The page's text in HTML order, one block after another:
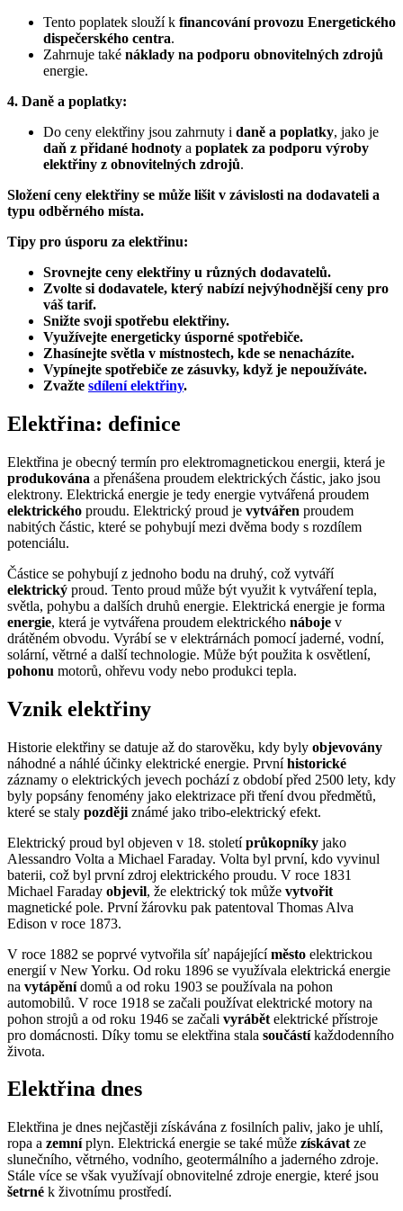
Tento poplatek slouží k financování provozu Energetického
dispečerského centra.
Zahrnuje také náklady na podporu obnovitelných zdrojů
energie.
4. Daně a poplatky:
Do ceny elektřiny jsou zahrnuty i daně a poplatky, jako je
daň z přidané hodnoty a poplatek za podporu výroby
elektřiny z obnovitelných zdrojů.
Složení ceny elektřiny se může lišit v závislosti na dodavateli a
typu odběrného místa.
Tipy pro úsporu za elektřinu:
Srovnejte ceny elektřiny u různých dodavatelů.
Zvolte si dodavatele, který nabízí nejvýhodnější ceny pro
váš tarif.
Snižte svoji spotřebu elektřiny.
Využívejte energeticky úsporné spotřebiče.
Zhasínejte světla v místnostech, kde se nenacházíte.
Vypínejte spotřebiče ze zásuvky, když je nepoužíváte.
Zvažte sdílení elektřiny.
Elektřina: definice
Elektřina je obecný termín pro elektromagnetickou energii, která je
produkována a přenášena proudem elektrických částic, jako jsou
elektrony. Elektrická energie je tedy energie vytvářená proudem
elektrického proudu. Elektrický proud je vytvářen proudem
nabitých částic, které se pohybují mezi dvěma body s rozdílem
potenciálu.
Částice se pohybují z jednoho bodu na druhý, což vytváří
elektrický proud. Tento proud může být využit k vytváření tepla,
světla, pohybu a dalších druhů energie. Elektrická energie je forma
energie, která je vytvářena proudem elektrického náboje v
drátěném obvodu. Vyrábí se v elektrárnách pomocí jaderné, vodní,
solární, větrné a další technologie. Může být použita k osvětlení,
pohonu motorů, ohřevu vody nebo produkci tepla.
Vznik elektřiny
Historie elektřiny se datuje až do starověku, kdy byly objevovány
náhodné a náhlé účinky elektrické energie. Prvníhistorické
záznamy o elektrických jevech pochází z období před 2500 lety, kdy
byly popsány fenomény jako elektrizace při tření dvou předmětů,
které se staly později známé jako tribo-elektrický efekt.
Elektrický proud byl objeven v 18. stoletíprůkopníky jako
Alessandro Volta a Michael Faraday. Volta byl první, kdo vyvinul
baterii, což byl první zdroj elektrického proudu. V roce 1831
Michael Faraday objevil, že elektrický tok může vytvořit
magnetické pole. První žárovku pak patentoval Thomas Alva
Edison v roce 1873.
V roce 1882 se poprvé vytvořila síť napájejícíměsto elektrickou
energií v New Yorku. Od roku 1896 se využívala elektrická energie
na vytápěnídomů a od roku 1903 se používala na pohon
automobilů. V roce 1918 se začali používat elektrické motory na
pohon strojů a od roku 1946 se začali vyrábět elektrické přístroje
pro domácnosti. Díky tomu se elektřina stala součástíkaždodenního
života.
Elektřina dnes
Elektřina je dnes nejčastěji získávána z fosilních paliv, jako je uhlí,
ropa a zemníplyn. Elektrická energie se také může získávat ze
slunečního, větrného, vodního, geotermálního a jaderného zdroje.
Stále více se však využívají obnovitelné zdroje energie, které jsou
šetrné k životnímu prostředí.